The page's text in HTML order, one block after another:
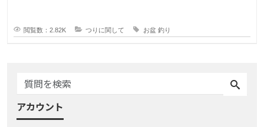
閲覧数：2.82K つりに関して お盆 釣り
アカウント